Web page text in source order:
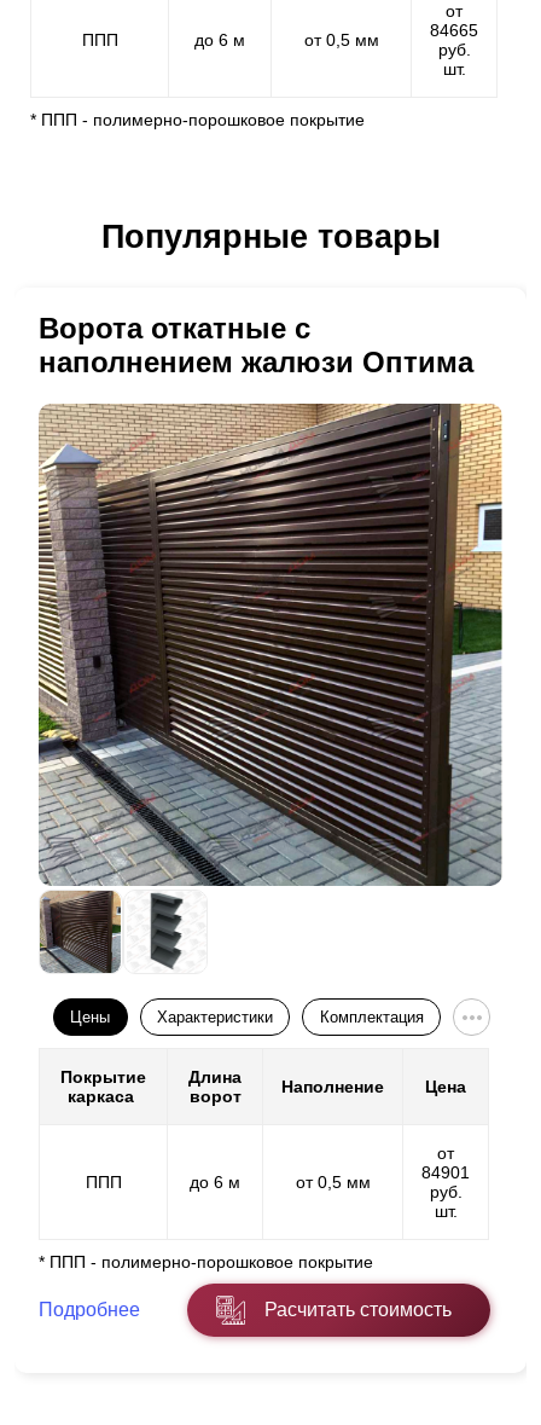
ППП до 6 м от 0,5 мм
от
84665
руб.
шт.
* ППП - полимерно-порошковое покрытие
Популярные товары
Ворота откатные с
наполнением жалюзи Оптима
Цены Характеристики Комплектация
Покрытие
каркаса
Длина
ворот
Наполнение Цена
ППП до 6 м от 0,5 мм
от
84901
руб.
шт.
* ППП - полимерно-порошковое покрытие
Подробнее Расчитать стоимость